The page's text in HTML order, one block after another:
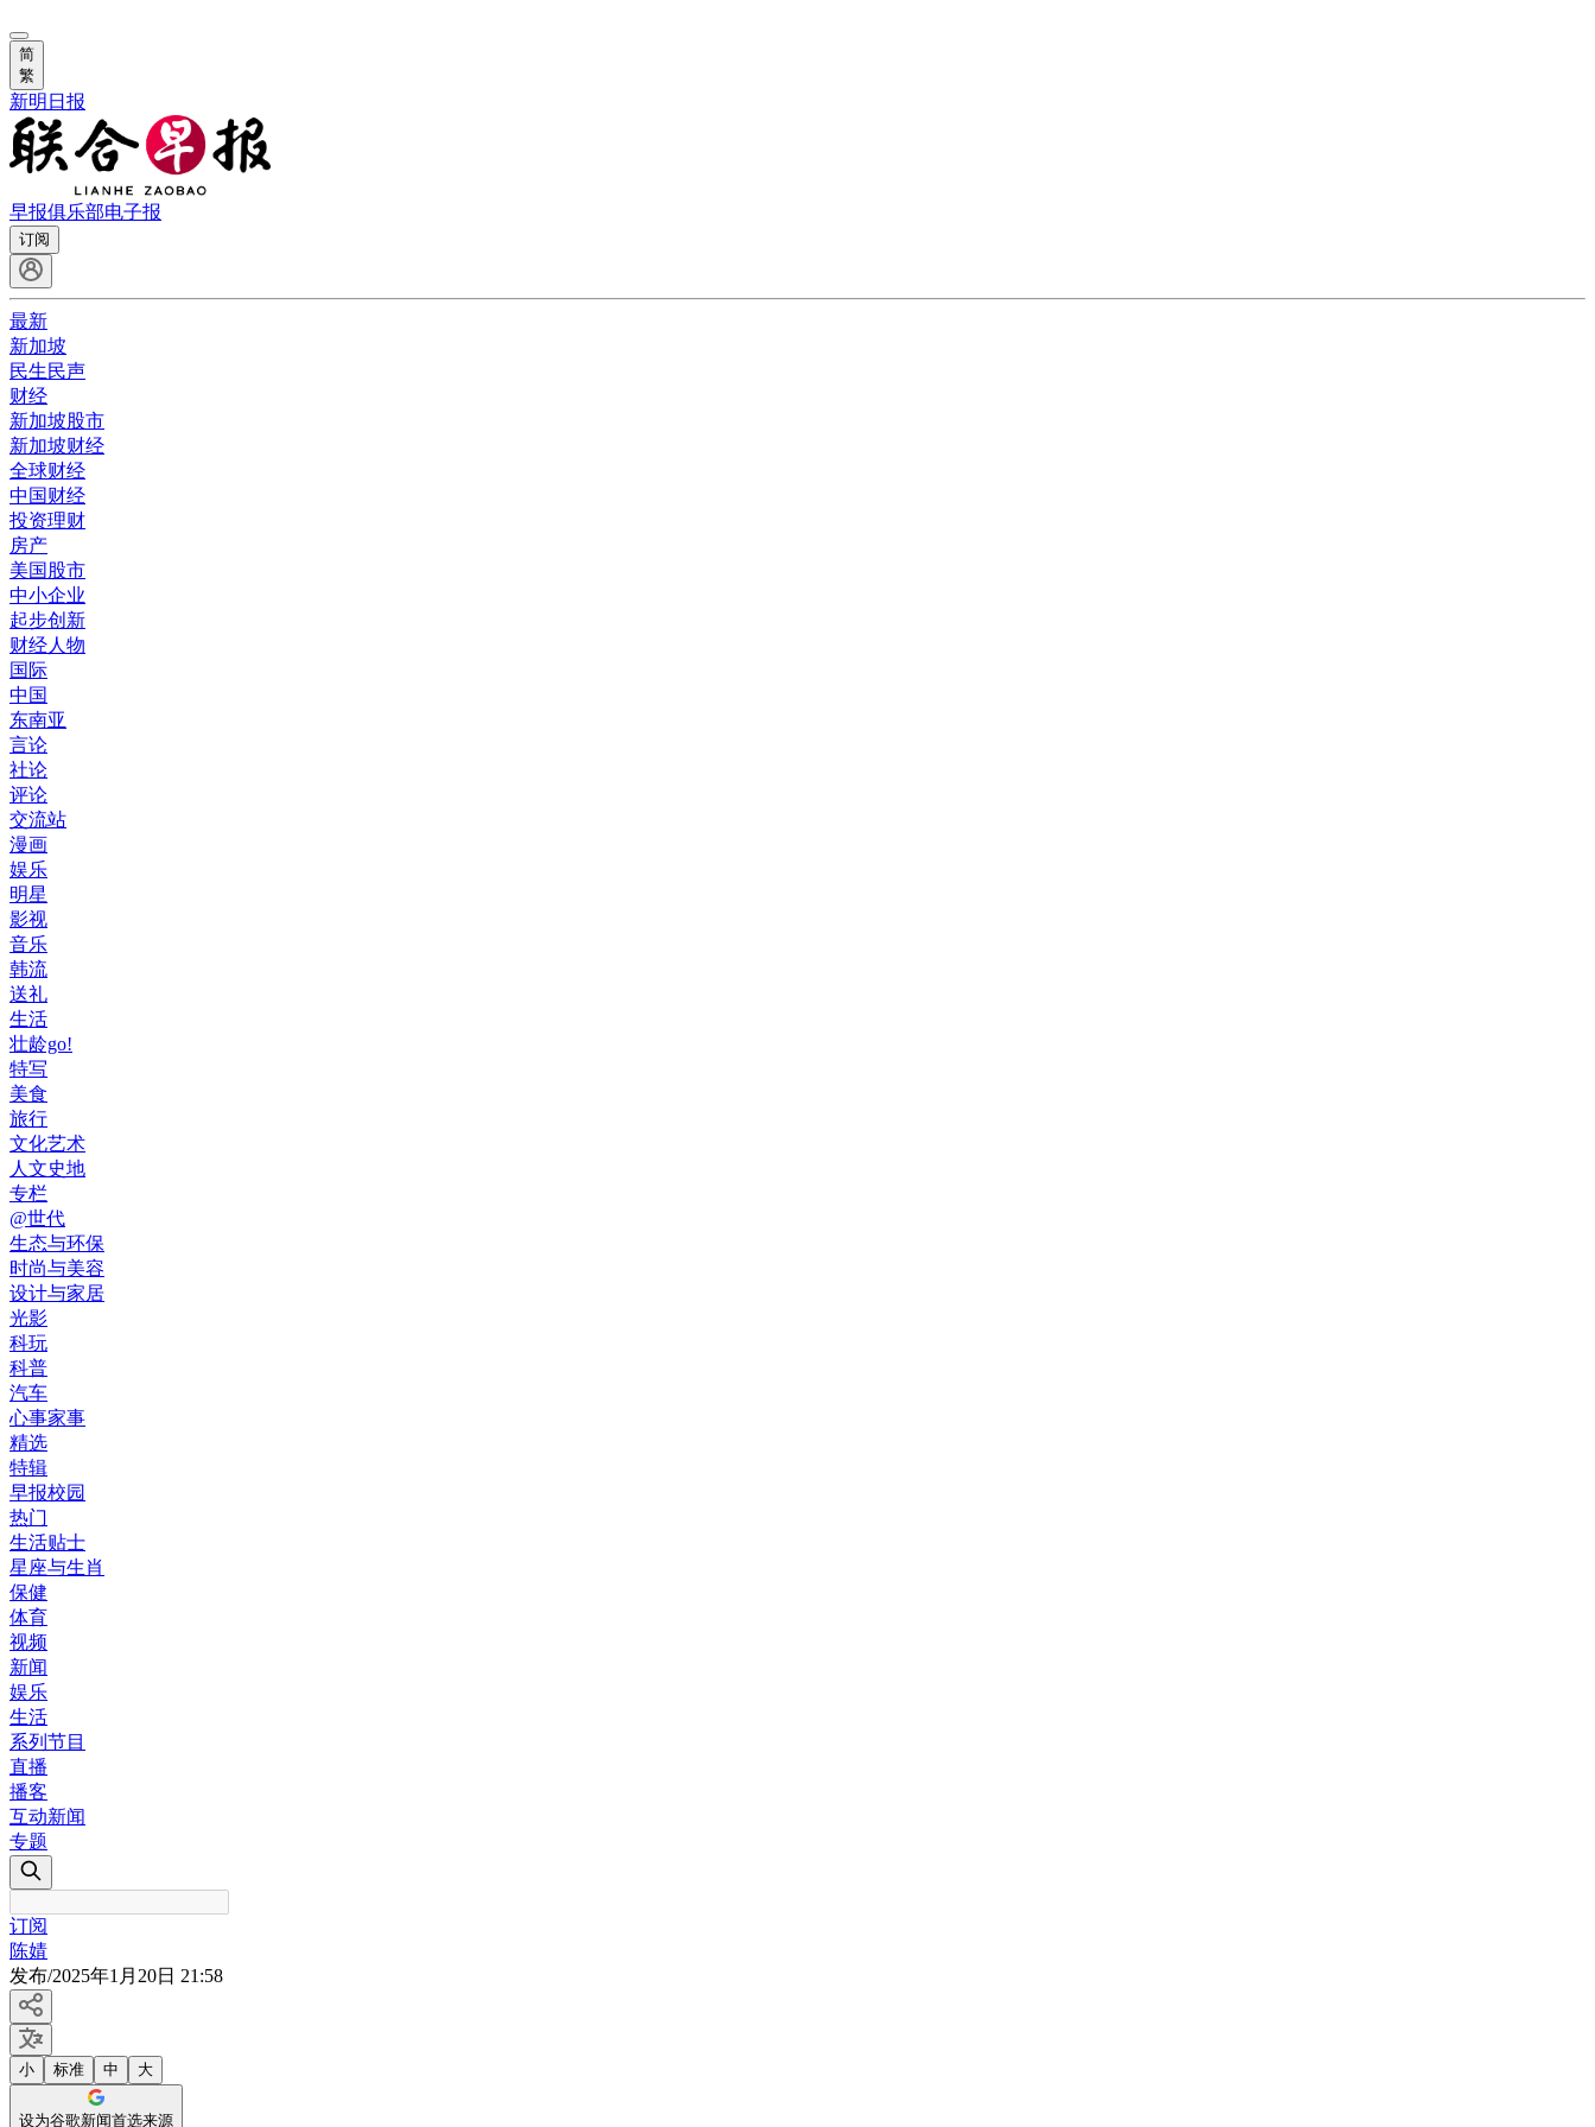
简
繁
新明日报
早报俱乐部电子报
订阅
最新
新加坡
民生民声
财经
新加坡股市
新加坡财经
全球财经
中国财经
投资理财
房产
美国股市
中小企业
起步创新
财经人物
国际
中国
东南亚
言论
社论
评论
交流站
漫画
娱乐
明星
影视
音乐
韩流
送礼
生活
壮龄go!
特写
美食
旅行
文化艺术
人文史地
专栏
@世代
生态与环保
时尚与美容
设计与家居
光影
科玩
科普
汽车
心事家事
精选
特辑
早报校园
热门
生活贴士
星座与生肖
保健
体育
视频
新闻
娱乐
生活
系列节目
直播
播客
互动新闻
专题
订阅
陈婧
发布/2025年1月20日 21:58
小 标准 中 大
设为谷歌新闻首选来源